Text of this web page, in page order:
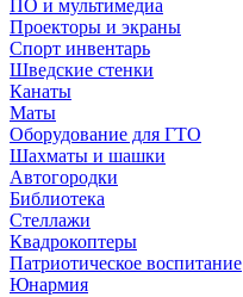
ПО и мультимедиа
Проекторы и экраны
Спорт инвентарь
Шведские стенки
Канаты
Маты
Оборудование для ГТО
Шахматы и шашки
Автогородки
Библиотека
Стеллажи
Квадрокоптеры
Патриотическое воспитание
Юнармия